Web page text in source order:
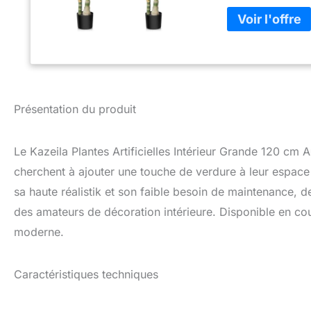
et votre bureau
: le palmier en
et de le
résister à l'usure
tropicaux
plastique et en
seul. De plus, le
installé dans
Présentation du produit
Le Kazeila Plantes Artificielles Intérieur Grande 120
cherchent à ajouter une touche de verdure à leur
sa haute réalistik et son faible besoin de maintenance,
des amateurs de décoration intérieure. Disponible en
moderne.
Caractéristiques techniques